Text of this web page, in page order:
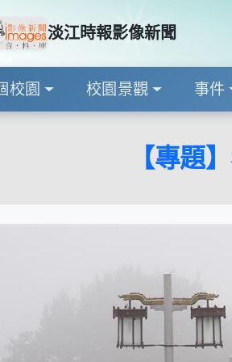
淡江時報影像新聞
校園 校園景觀 事件
【專題